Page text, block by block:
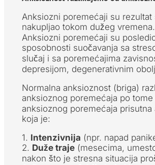
Anksiozni poremećaji su rezultat
nakupljao tokom dužeg vremena.
Anksiozni poremećaji su
sposobnosti suočavanja sa
slučaj i sa poremećajima
depresijom, degenerativnim
Normalna anksioznost (briga)
anksioznog poremećaja po
anksioznog poremećaja prisutna
koja je:
1. Intenzivnija (npr. napad
2. Duže traje (mesecima,
nakon što je stresna situacija